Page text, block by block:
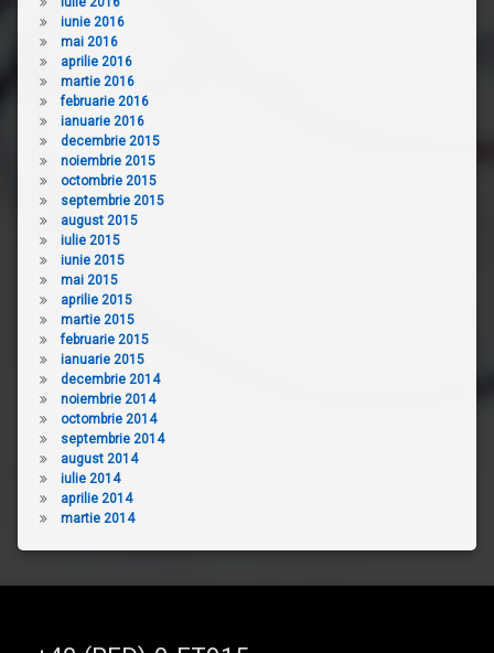
iunie 2016
mai 2016
aprilie 2016
martie 2016
februarie 2016
ianuarie 2016
decembrie 2015
noiembrie 2015
octombrie 2015
septembrie 2015
august 2015
iulie 2015
iunie 2015
mai 2015
aprilie 2015
martie 2015
februarie 2015
ianuarie 2015
decembrie 2014
noiembrie 2014
octombrie 2014
septembrie 2014
august 2014
iulie 2014
aprilie 2014
martie 2014